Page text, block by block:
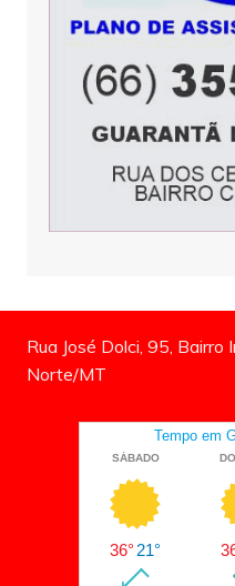
Rua José Dolci, 95, Bairro
Norte/MT